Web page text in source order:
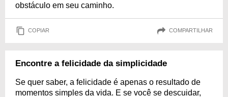
obstáculo em seu caminho.
COPIAR COMPARTILHAR
Encontre a felicidade da simplicidade
Se quer saber, a felicidade é apenas o resultado de
momentos simples da vida. E se você se descuidar,